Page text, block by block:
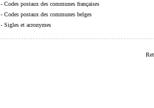
- Codes postaux des communes françaises
- Codes postaux des communes belges
- Sigles et acronymes